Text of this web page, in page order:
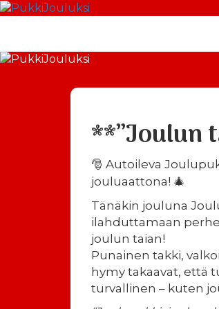
**”Joulun
🎅 Autoileva
jouluaattona! 🎄
Tänäkin jouluna
ilahduttamaan
joulun taian!
Punainen takki,
hymy takaavat, että
turvallinen – kuten